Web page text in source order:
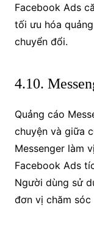
Facebook Ads
tối ưu hóa
chuyển đổi.
4.10.
Quảng cáo
chuyện và giữa
Messenger làm
Facebook Ads
Người dùng sử
đơn vị chăm sóc